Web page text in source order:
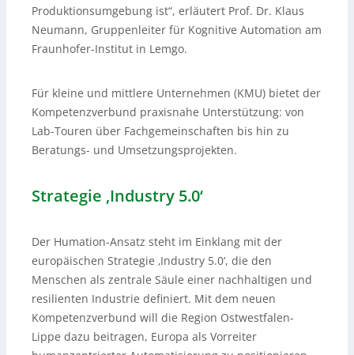
Produktionsumgebung ist“, erläutert Prof. Dr. Klaus
Neumann, Gruppenleiter für Kognitive Automation am
Fraunhofer-Institut in Lemgo.
Für kleine und mittlere Unternehmen (KMU) bietet der
Kompetenzverbund praxisnahe Unterstützung: von
Lab-Touren über Fachgemeinschaften bis hin zu
Beratungs- und Umsetzungsprojekten.
Strategie ‚Industry 5.0‘
Der Humation-Ansatz steht im Einklang mit der
europäischen Strategie ‚Industry 5.0‘, die den
Menschen als zentrale Säule einer nachhaltigen und
resilienten Industrie definiert. Mit dem neuen
Kompetenzverbund will die Region Ostwestfalen-
Lippe dazu beitragen, Europa als Vorreiter